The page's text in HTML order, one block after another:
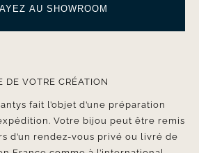
AU SHOWROOM
DE VOTRE CRÉATION
fait l’objet d’une préparation
Votre bijou peut être remis
d’un rendez-vous privé ou livré de